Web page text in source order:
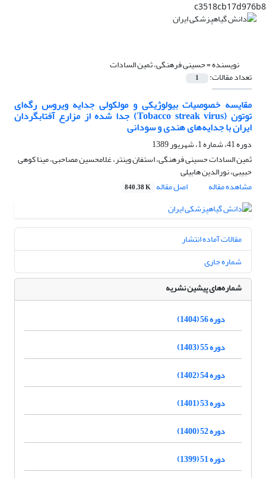
c3518cb17d976b8
نویسنده =حسینی فرهنگی، ثمین السادات
تعداد مقالات: 1
مقایسه خصوصیات بیولوژیکی و مولکولی جدایه ویروس رگه‌ای
توتون (Tobacco streak virus) جدا شده از مزارع آفتابگردان
ایران با جدایه‌های هندی و سودانی
دوره 41، شماره 1، شهریور 1389
ثمین السادات حسینی فرهنگی، استفان وینتر، غلامحسین مصاحبی، مینا کوهی
حبیبی، نورالدین هابیلی
مشاهده مقاله
اصل مقاله 840.38 K
مقالات آماده انتشار
شماره جاری
شماره‌های پیشین نشریه
دوره 56 (1404)
دوره 55 (1403)
دوره 54 (1402)
دوره 53 (1401)
دوره 52 (1400)
دوره 51 (1399)